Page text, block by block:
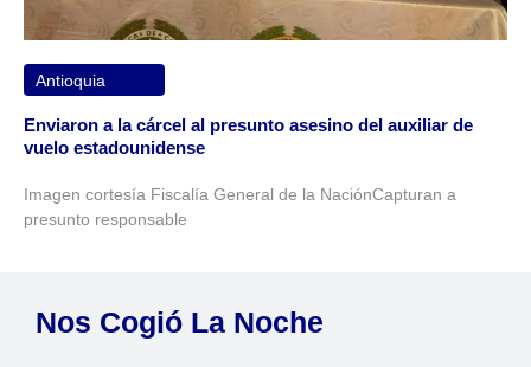
Antioquia
Enviaron a la cárcel al presunto asesino del auxiliar de
vuelo estadounidense
Imagen cortesía Fiscalía General de la NaciónCapturan a
presunto responsable
Nos Cogió La Noche